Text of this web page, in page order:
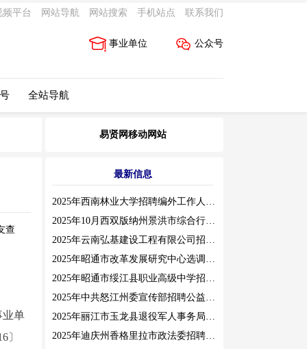
频平台 网站导航 网站搜索 手机站点 联系我们
公众号
事业单位
全站导航
查
业单
〕
易贤网移动网站
最新信息
2025年西南林业大学招聘编外工作人员公告（三）
2025年10月西双版纳州景洪市综合行政执法局招聘人员公告
2025年云南弘基建设工程有限公司招聘公告
2025年昭通市改革发展研究中心选调工作人员职业素质测评通告
2025年昭通市绥江县职业高级中学招聘编外紧缺临聘数学教师公告
2025年中共怒江州委宣传部招聘公益性岗位公告
2025年丽江市玉龙县退役军人事务局公益性岗位招聘公告
2025年迪庆州香格里拉市政法委招聘公益性岗位公告